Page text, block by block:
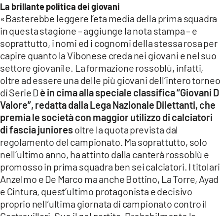
La brillante politica dei giovani
«Basterebbe leggere l’eta media della prima squadra
in questa stagione – aggiunge la nota stampa – e
soprattutto, i nomi ed i cognomi della stessa rosa per
capire quanto la Vibonese creda nei giovani e nel suo
settore giovanile. La formazione rossoblù, infatti,
oltre ad essere una delle più giovani dell’intero torneo
di Serie Dè in cima alla speciale classifica “Giovani D
Valore”, redatta dalla Lega Nazionale Dilettanti, che
premia le società con maggior utilizzo di calciatori
di fascia juniores oltre la quota prevista dal
regolamento del campionato. Ma soprattutto, solo
nell’ultimo anno, ha attinto dalla canterà rossoblù e
promosso in prima squadra ben sei calciatori. I titolari
Anzelmo e De Marco ma anche Bottino, La Torre, Ayad
e Cintura, quest’ultimo protagonista e decisivo
proprio nell’ultima giornata di campionato contro il